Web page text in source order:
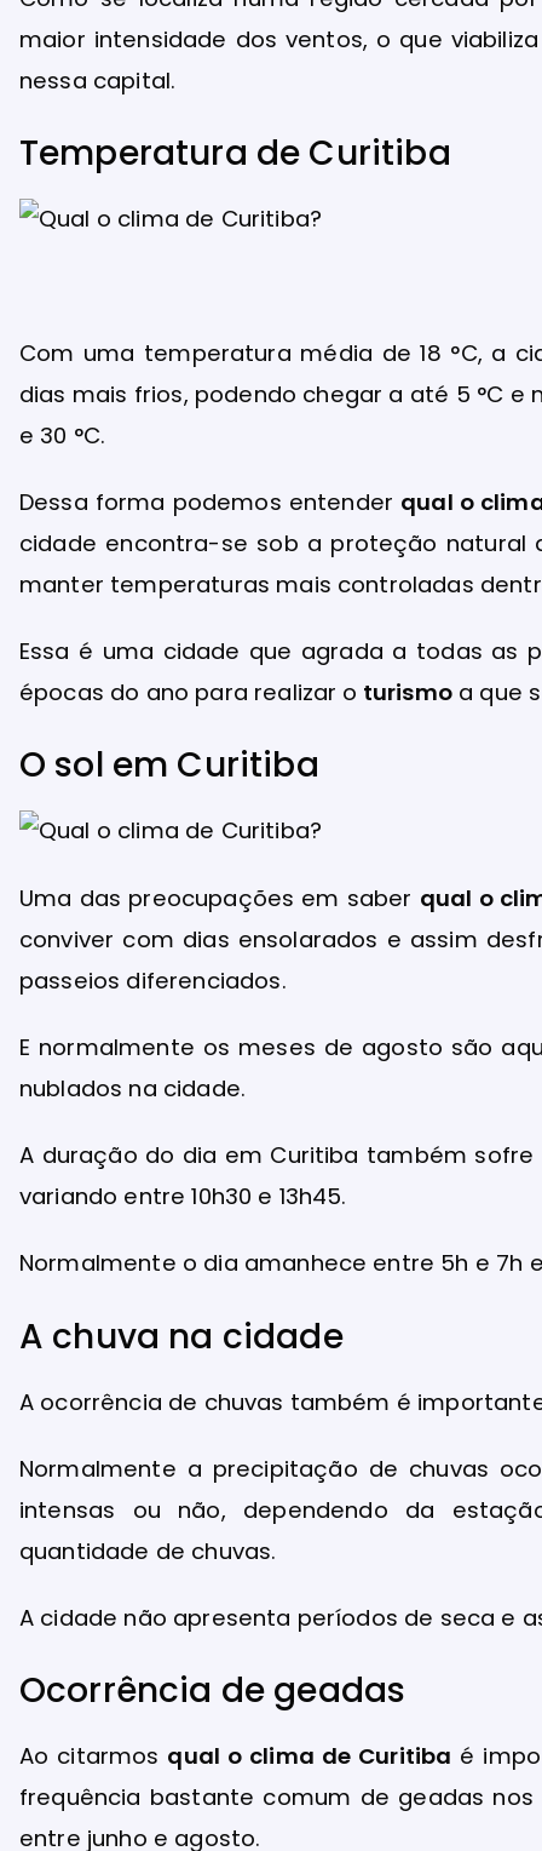
maior intensidade dos ventos, o que
nessa capital.
Temperatura de Curitiba
Com uma temperatura média de 18 °C, a
dias mais frios, podendo chegar a até 5 °C
e 30 °C.
Dessa forma podemos entender qual o
cidade encontra-se sob a proteção natural
manter temperaturas mais controladas
Essa é uma cidade que agrada a todas as
épocas do ano para realizar o turismoa que
O sol em Curitiba
Uma das preocupações em saber qual o
conviver com dias ensolarados e assim
passeios diferenciados.
E normalmente os meses de agosto são
nublados na cidade.
A duração do dia em Curitiba também
variando entre 10h30 e 13h45.
Normalmente o dia amanhece entre 5h e 7h
A chuva na cidade
A ocorrência de chuvas também é
Normalmente a precipitação de chuvas
intensas ou não, dependendo da
quantidade de chuvas.
A cidade não apresenta períodos de seca e
Ocorrência de geadas
Ao citarmos qual o clima de Curitiba é
frequência bastante comum de geadas
entre junho e agosto.